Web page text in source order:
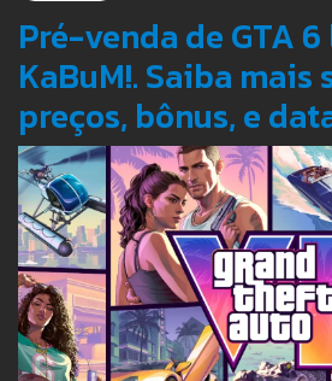
Pré-venda de GTA
KaBuM!. Saiba mais
preços, bônus, e